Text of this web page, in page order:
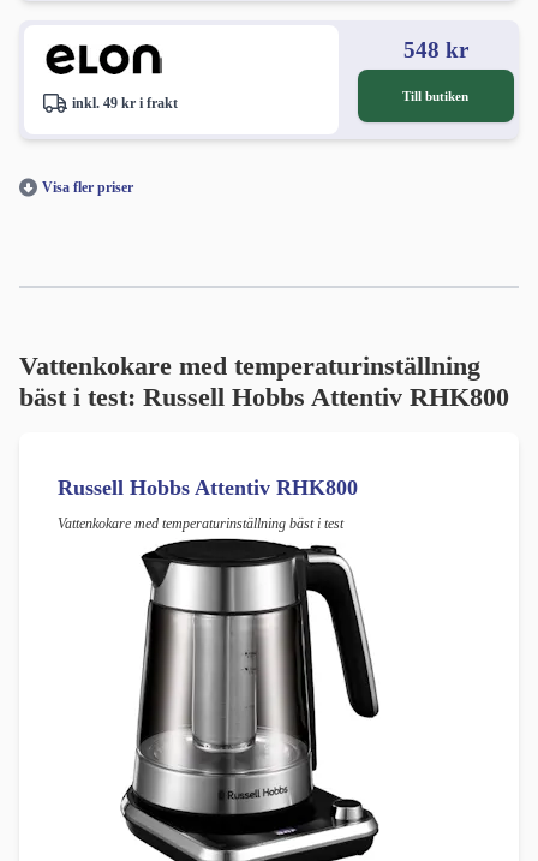
inkl. 49 kr i frakt
548 kr
Till butiken
Visa fler priser
Vattenkokare med temperaturinställning
bäst i test: Russell Hobbs Attentiv RHK800
Russell Hobbs Attentiv RHK800
Vattenkokare med temperaturinställning bäst i test